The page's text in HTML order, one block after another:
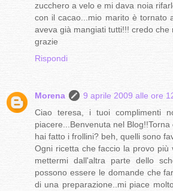
zucchero a velo e mi dava noia
con il cacao...mio marito è tornato
aveva già mangiati tutti!!! credo
grazie
Rispondi
Morena
9 aprile 2009 alle ore
Ciao teresa, i tuoi complimenti
piacere...Benvenuta nel Blog!!Torna
hai fatto i frollini? beh, quelli sono
Ogni ricetta che faccio la provo più
mettermi dall'altra parte dello
possono essere le domande che
di una preparazione..mi piace